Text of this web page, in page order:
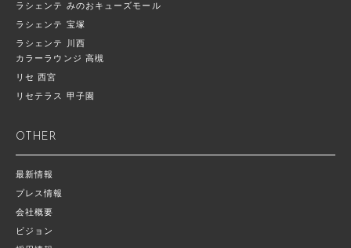
ラシェンテ みのおキューズモール
ラシェンテ 宝塚
ラシェンテ 川西
カラーラウンジ 高槻
リセ 西宮
リセテラス 甲子園
OTHER
最新情報
プレス情報
会社概要
ビジョン